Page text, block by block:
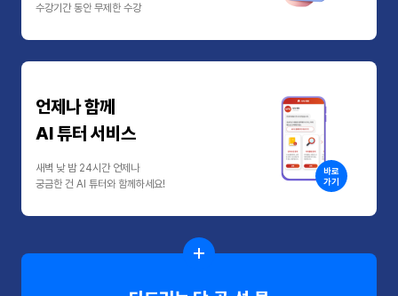
수강기간 동안 무제한 수강
언제나 함께
AI 튜터 서비스
새벽 낮 밤 24시간 언제나
궁금한 건 AI 튜터와 함께하세요!
바로
가기